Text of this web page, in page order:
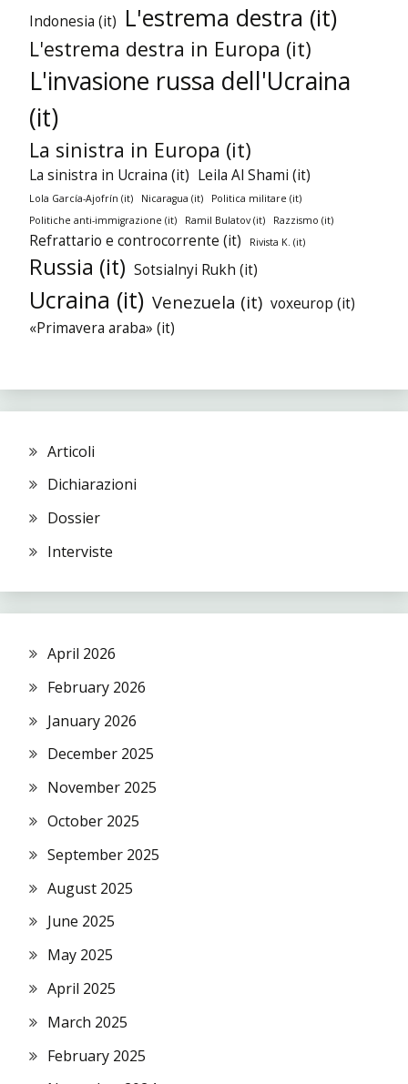
Indonesia (it) L'estrema destra (it)
L'estrema destra in Europa (it)
L'invasione russa dell'Ucraina
(it)
La sinistra in Europa (it)
La sinistra in Ucraina (it) Leila Al Shami (it)
Lola García-Ajofrín (it) Nicaragua (it)
Politica militare (it)
Politiche anti-immigrazione (it)
Ramil Bulatov (it) Razzismo (it)
Refrattario e controcorrente (it) Rivista K. (it)
Russia (it) Sotsialnyi Rukh (it)
Ucraina (it) Venezuela (it) voxeurop (it)
«Primavera araba» (it)
Articoli
Dichiarazioni
Dossier
Interviste
April 2026
February 2026
January 2026
December 2025
November 2025
October 2025
September 2025
August 2025
June 2025
May 2025
April 2025
March 2025
February 2025